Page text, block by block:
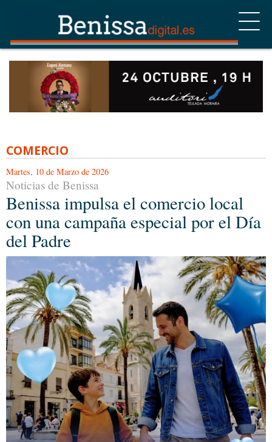
COMERCIO
Martes, 10 de Marzo de 2026
Noticias de Benissa
Benissa impulsa el comercio local
con una campaña especial por el Día
del Padre